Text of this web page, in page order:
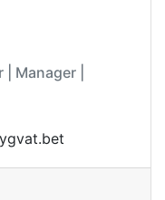
Manager |